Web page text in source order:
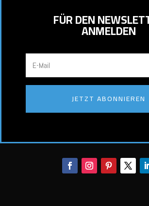
FÜR DEN
ANMELDEN
JETZT ABONNIEREN